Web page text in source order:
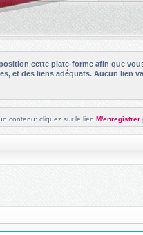
cette plate-forme afin que
et des liens adéquats. Aucun lien
contenu: cliquez sur le lien M'enregistrer